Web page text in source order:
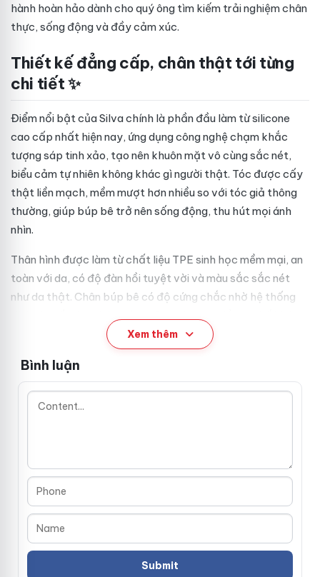
hành hoàn hảo dành cho quý ông tìm kiếm trải nghiệm chân
thực, sống động và đầy cảm xúc.
Thiết kế đẳng cấp, chân thật tới từng
chi tiết ✨
Điểm nổi bật của Silva chính là phần đầu làm từ silicone
cao cấp nhất hiện nay, ứng dụng công nghệ chạm khắc
tượng sáp tinh xảo, tạo nên khuôn mặt vô cùng sắc nét,
biểu cảm tự nhiên không khác gì người thật. Tóc được cấy
thật liền mạch, mềm mượt hơn nhiều so với tóc giả thông
thường, giúp búp bê trở nên sống động, thu hút mọi ánh
nhìn.
Thân hình được làm từ chất liệu TPE sinh học mềm mại, an
toàn với da, có độ đàn hồi tuyệt vời và màu sắc sắc nét
như da thật. Chân búp bê có độ cứng chắc nhờ hệ thống
nhau dễ dàng, phục vụ mọi nhu cầu trưng bày hoặc ghép
Thông số kỹ thuật chuẩn xác – Búp bê
tình dục Full Mỹ Latinh Silva
Cân nặng:
Chất liệu:
và bền bỉ với thời gian
Đầu cấy tóc thật, thân chất liệu
Xem thêm
Bình luận